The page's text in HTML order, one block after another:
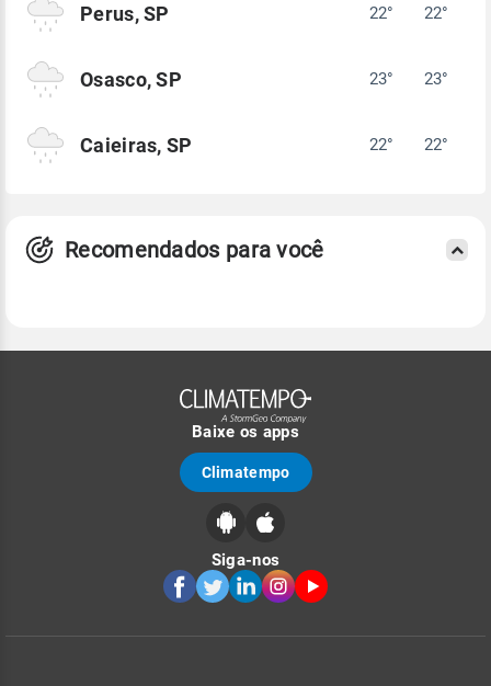
Perus, SP 22° 22°
Osasco, SP 23° 23°
Caieiras, SP 22° 22°
Recomendados para você
Baixe os apps
Climatempo
Siga-nos